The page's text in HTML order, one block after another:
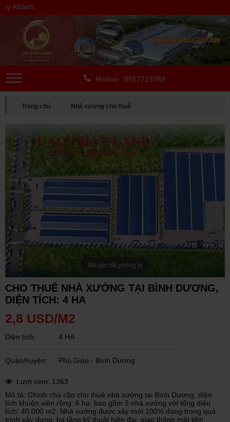
Hotline: 0917719789
Trang chủ Nhà xưởng cho thuê
CHO THUÊ NHÀ XƯỞNG TẠI BÌNH DƯƠNG, DIỆN TÍCH: 4 HA
Rê vào để phóng to
CHO THUÊ NHÀ XƯỞNG TẠI BÌNH DƯƠNG,
DIỆN TÍCH: 4 HA
2,8 USD/M2
Diện tích: 4 HA
Quận/huyện: Phú Giáo - Bình Dương
Lượt xem: 1363
Mô tả: Chính chủ cần cho thuê nhà xưởng tại Bình Dương, diện
tích khuộn viên rộng: 6 ha, bao gồm 5 nhà xưởng với tổng diện
tích: 40.000 m2. Nhà xưởng được xây mới 100% đang trong quá
trình xây dựng, hạ tầng kỹ thuật hiện đại, giao thông mặt tiền